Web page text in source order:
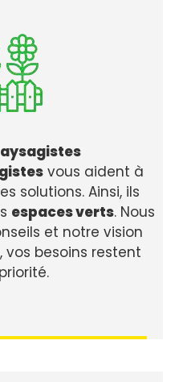
vous aident à
solutions. Ainsi, ils
espaces verts. Nous
et notre vision
vos besoins restent